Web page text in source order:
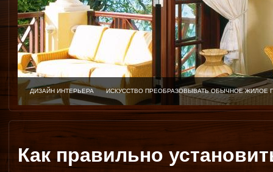
ДИЗАЙН ИНТЕРЬЕРА ИСКУССТВО ПРЕОБРАЗОВЫВАТЬ ОБЫЧНОЕ
Как правильно